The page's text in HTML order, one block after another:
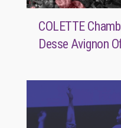
COLETTE
Desse Avignon